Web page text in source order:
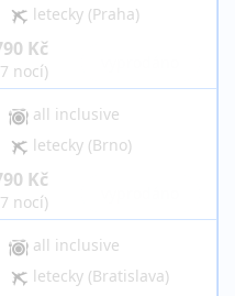
letecky (Praha)
Kč
nocí)
all inclusive
letecky (Brno)
Kč
nocí)
all inclusive
letecky (Bratislava)